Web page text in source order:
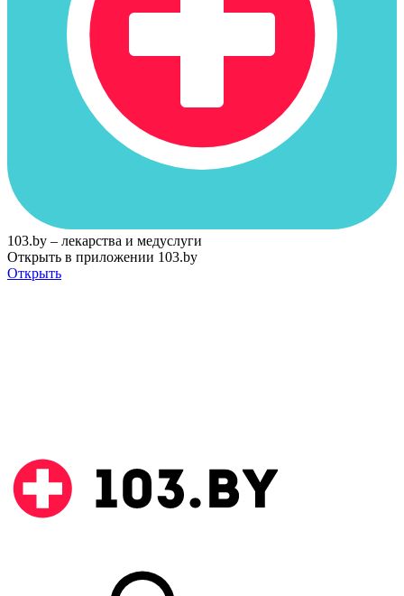
103.by – лекарства и медуслуги
Открыть в приложении 103.by
Открыть